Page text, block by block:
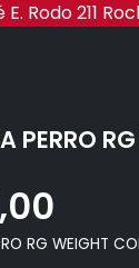
Rodo 211
PERRO
RG WEIGHT